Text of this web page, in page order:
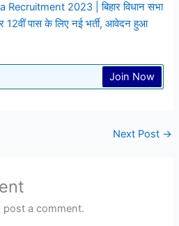
2023 | बिहार विधान सभा
12वीं पास के लिए नई भर्ती, आवेदन हुआ
Join Now
Next Post →
post a comment.